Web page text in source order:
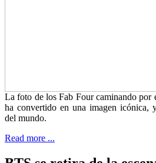
La foto de los Fab Four caminando por
ha convertido en una imagen icónica,
del mundo.
Read more ...